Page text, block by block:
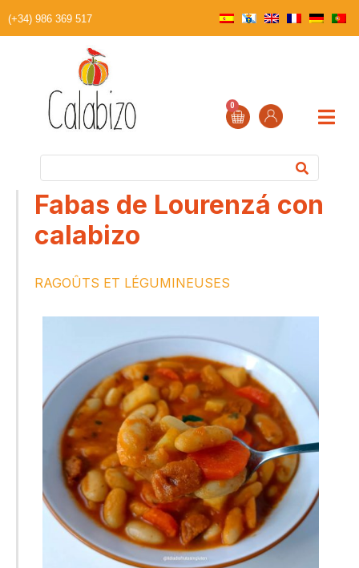
(+34) 986 369 517
0
Fabas de Lourenzá con
calabizo
RAGOÛTS ET LÉGUMINEUSES